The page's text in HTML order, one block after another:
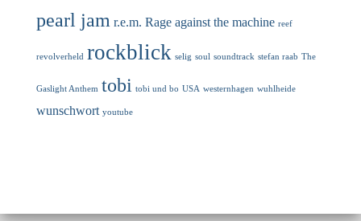
pearl jam r.e.m. Rage against the machine reef
revolverheld rockblick selig soul soundtrack stefan raab The
Gaslight Anthem tobi tobi und bo USA westernhagen wuhlheide
wunschwort youtube